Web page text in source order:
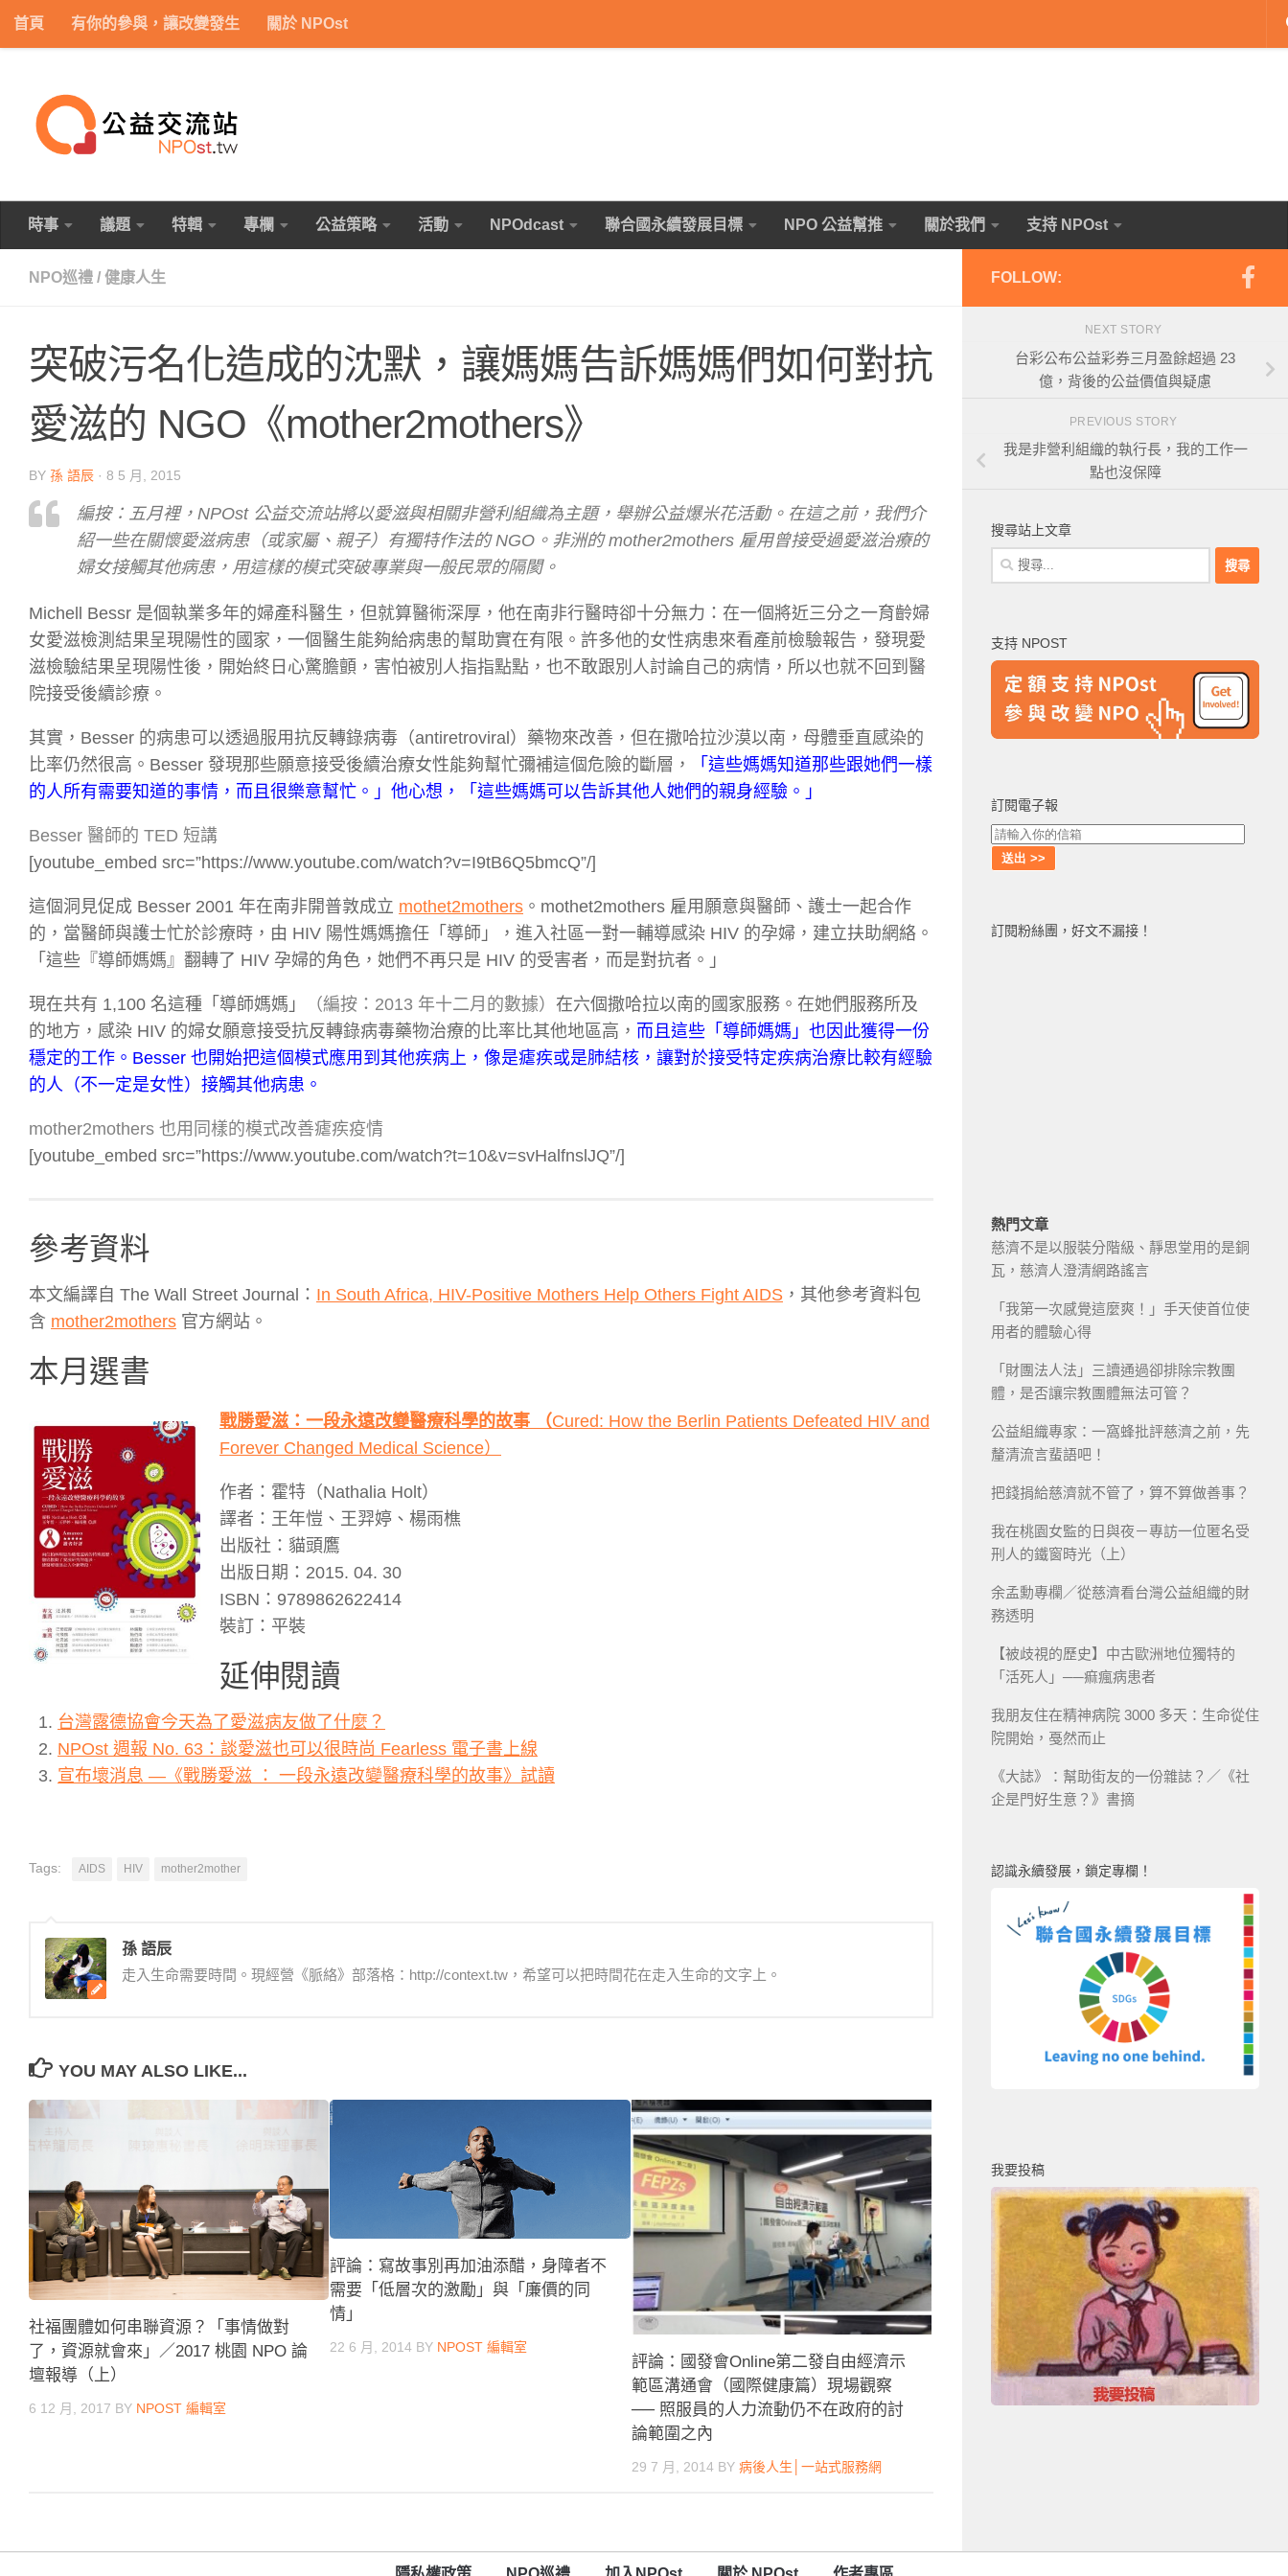
Skip to content
首頁 有你的參與，讓改變發生 關於 NPOst
時事 議題 特輯 專欄 公益策略 活動 NPOdcast 聯合國永續發展目標 NPO 公益幫推 關於我們 支持 NPOst
NPO巡禮 / 健康人生
突破污名化造成的沈默，讓媽媽告訴媽媽們如何對抗
愛滋的 NGO《mother2mothers》
BY 孫 語辰 · 8 5 月, 2015
編按：五月裡，NPOst 公益交流站將以愛滋與相關非營利組織為主題，舉辦公益爆米花活動。在這之前，我們介
紹一些在關懷愛滋病患（或家屬、親子）有獨特作法的 NGO。非洲的 mother2mothers 雇用曾接受過愛滋治療的
婦女接觸其他病患，用這樣的模式突破專業與一般民眾的隔閡。
Michell Bessr 是個執業多年的婦產科醫生，但就算醫術深厚，他在南非行醫時卻十分無力：在一個將近三分之一育齡婦
女愛滋檢測結果呈現陽性的國家，一個醫生能夠給病患的幫助實在有限。許多他的女性病患來看產前檢驗報告，發現愛
滋檢驗結果呈現陽性後，開始終日心驚膽顫，害怕被別人指指點點，也不敢跟別人討論自己的病情，所以也就不回到醫
院接受後續診療。
其實，Besser 的病患可以透過服用抗反轉錄病毒（antiretroviral）藥物來改善，但在撒哈拉沙漠以南，母體垂直感染的
比率仍然很高。Besser 發現那些願意接受後續治療女性能夠幫忙彌補這個危險的斷層，
「這些媽媽知道那些跟她們一樣
的人所有需要知道的事情，而且很樂意幫忙。」他心想，「這些媽媽可以告訴其他人她們的親身經驗。」
Besser 醫師的 TED 短講
[youtube_embed src=”https://www.youtube.com/watch?v=I9tB6Q5bmcQ”/]
這個洞見促成 Besser 2001 年在南非開普敦成立 mothet2mothers 。mothet2mothers 雇用願意與醫師、護士一起合作
的，當醫師與護士忙於診療時，由 HIV 陽性媽媽擔任「導師」，進入社區一對一輔導感染 HIV 的孕婦，建立扶助網絡。
「這些『導師媽媽』翻轉了 HIV 孕婦的角色，她們不再只是 HIV 的受害者，而是對抗者。」
現在共有 1,100 名這種「導師媽媽」 （編按：2013 年十二月的數據） 在六個撒哈拉以南的國家服務。在她們服務所及
的地方，感染 HIV 的婦女願意接受抗反轉錄病毒藥物治療的比率比其他地區高， 而且這些「導師媽媽」也因此獲得一份
穩定的工作。Besser 也開始把這個模式應用到其他疾病上，像是瘧疾或是肺結核，讓對於接受特定疾病治療比較有經驗
的人（不一定是女性）接觸其他病患。
mother2mothers 也用同樣的模式改善瘧疾疫情
[youtube_embed src=”https://www.youtube.com/watch?t=10&v=svHalfnslJQ”/]
參考資料
本文編譯自 The Wall Street Journal： In South Africa, HIV-Positive Mothers Help Others Fight AIDS ，其他參考資料包
含 mother2mothers 官方網站。
本月選書
戰勝愛滋：一段永遠改變醫療科學的故事 （Cured: How the Berlin Patients Defeated HIV and
Forever Changed Medical Science）
作者：霍特（Nathalia Holt）
譯者：王年愷、王羿婷、楊雨樵
出版社：貓頭鷹
出版日期：2015. 04. 30
ISBN：9789862622414
裝訂：平裝
延伸閱讀
台灣露德協會今天為了愛滋病友做了什麼？
NPOst 週報 No. 63：談愛滋也可以很時尚 Fearless 電子書上線
宣布壞消息 —《戰勝愛滋 ： 一段永遠改變醫療科學的故事》試讀
Tags: AIDS HIV mother2mother
孫 語辰
走入生命需要時間。現經營《脈絡》部落格：http://context.tw，希望可以把時間花在走入生命的文字上。
YOU MAY ALSO LIKE...
社福團體如何串聯資源？「事情做對
了，資源就會來」／2017 桃園 NPO 論
壇報導（上）
6 12 月, 2017 BY NPOST 編輯室
評論：寫故事別再加油添醋，身障者不
需要「低層次的激勵」與「廉價的同
情」
22 6 月, 2014 BY NPOST 編輯室
評論：國發會Online第二發自由經濟示
範區溝通會（國際健康篇）現場觀察
── 照服員的人力流動仍不在政府的討
論範圍之內
29 7 月, 2014BY 病後人生│一站式服務網
FOLLOW:
NEXT STORY
台彩公布公益彩券三月盈餘超過 23
億，背後的公益價值與疑慮
PREVIOUS STORY
我是非營利組織的執行長，我的工作一
點也沒保障
搜尋站上文章
搜
尋
字:
支持 NPOST
訂閱電子報
訂閱粉絲團，好文不漏接！
熱門文章
慈濟不是以服裝分階級、靜思堂用的是銅
瓦，慈濟人澄清網路謠言
「我第一次感覺這麼爽！」手天使首位使
用者的體驗心得
「財團法人法」三讀通過卻排除宗教團
體，是否讓宗教團體無法可管？
公益組織專家：一窩蜂批評慈濟之前，先
釐清流言蜚語吧！
把錢捐給慈濟就不管了，算不算做善事？
我在桃園女監的日與夜－專訪一位匿名受
刑人的鐵窗時光（上）
余孟勳專欄／從慈濟看台灣公益組織的財
務透明
【被歧視的歷史】中古歐洲地位獨特的
「活死人」──痲瘋病患者
我朋友住在精神病院 3000 多天：生命從住
院開始，戞然而止
《大誌》：幫助街友的一份雜誌？／《社
企是門好生意？》書摘
認識永續發展，鎖定專欄！
我要投稿